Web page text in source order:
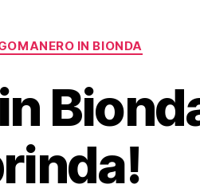
Categorie
IN BIONDA